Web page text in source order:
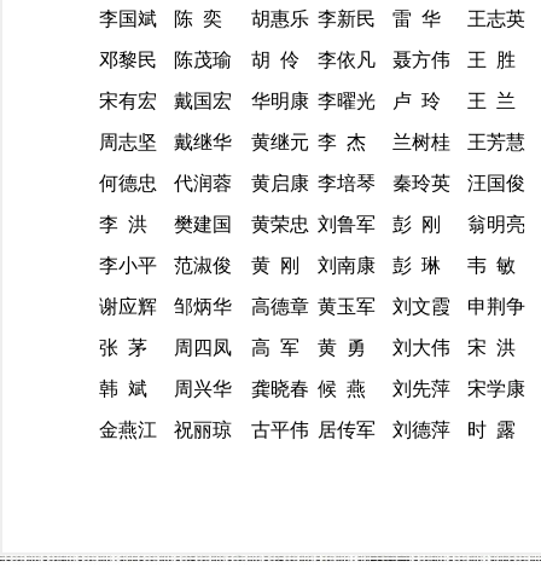
李国斌
陈 奕 胡惠乐 李新民 雷 华
王志英
邓黎民
陈茂瑜 胡 伶 李依凡 聂方伟
王 胜
宋有宏
戴国宏 华明康 李曜光 卢 玲
王 兰
周志坚
戴继华 黄继元 李 杰 兰树桂
王芳慧
何德忠
代润蓉 黄启康 李培琴 秦玲英
汪国俊
李 洪
樊建国 黄荣忠 刘鲁军 彭 刚
翁明亮
李小平
范淑俊 黄 刚 刘南康 彭 琳
韦 敏
谢应辉
邹炳华 高德章 黄玉军 刘文霞
申荆争
张 茅
周四凤 高 军 黄 勇 刘大伟
宋 洪
韩 斌
周兴华 龚晓春 候 燕 刘先萍
宋学康
金燕江
祝丽琼 古平伟 居传军 刘德萍 时 露